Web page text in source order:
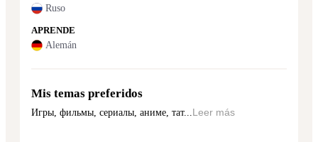
Ruso
APRENDE
Alemán
Mis temas preferidos
Игры, фильмы, сериалы, аниме, тат...Leer más